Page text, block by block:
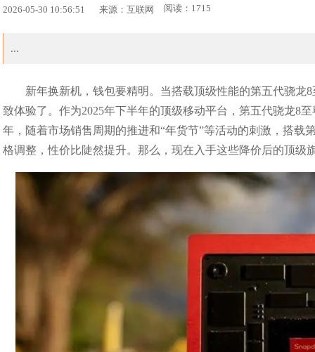
2026-05-30 10:56:51 来源：互联网 阅读：1715
...
新年换新机，钱包要精明。当搭载顶级性能的第五代骁
致体验了。作为2025年下半年的顶级移动平台，第五代骁龙8
年，随着市场销售周期的推进和“年货节”等活动的刺激，搭
格调整，性价比陡然提升。那么，现在入手这些降价后的顶级